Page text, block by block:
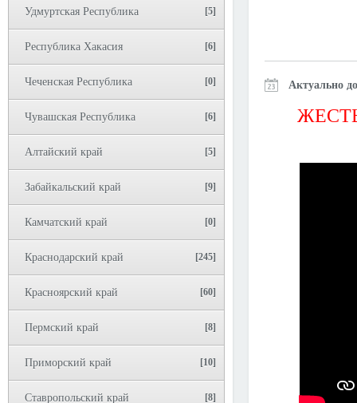
Удмуртская Республика [5]
Республика Хакасия [6]
Чеченская Республика [0]
Чувашская Республика [6]
Алтайский край [5]
Забайкальский край [9]
Камчатский край [0]
Краснодарский край [245]
Красноярский край [60]
Пермский край [8]
Приморский край [10]
Ставропольский край [8]
Актуально